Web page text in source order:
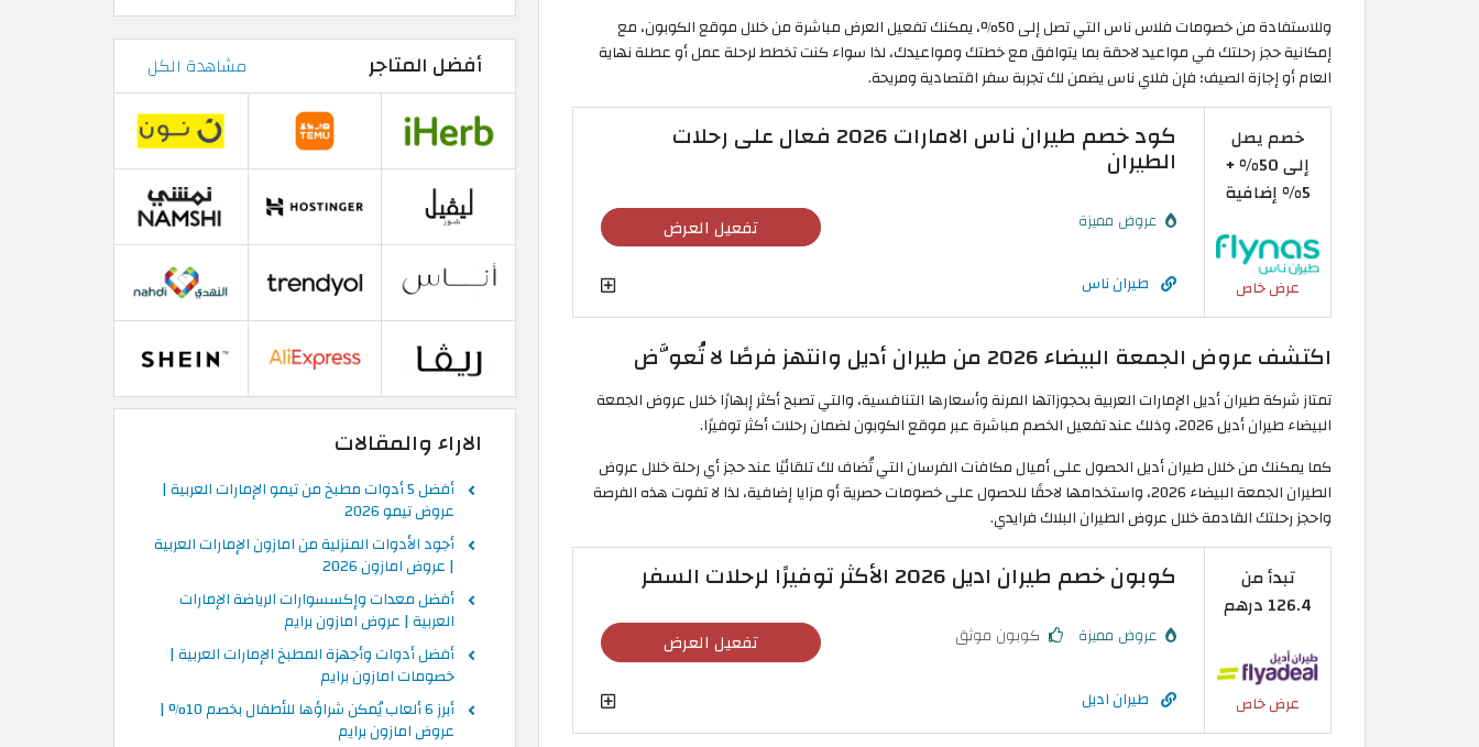
وللاستفادة من خصومات فلاس ناس التي تصل إلى 50%، يمكنك تفعيل العرض مباشرة من خلال موقع الكوبون، مع
إمكانية حجز رحلتك في مواعيد لاحقة بما يتوافق مع خطتك ومواعيدك، لذا سواء كنت تخطط لرحلة عمل أو عطلة نهاية
العام أو إجازة الصيف؛ فإن فلاي ناس يضمن لك تجربة سفر اقتصادية ومريحة.
خصم يصل
إلى 50% +
5% إضافية
عرض خاص
كود خصم طيران ناس الامارات 2026 فعال على رحلات
الطيران
عروض مميزة تفعيل العرض
طيران ناس
اكتشف عروض الجمعة البيضاء 2026 من طيران أديل وانتهز فرصًا لا تُعوَّض
تمتاز شركة طيران أديل الإمارات العربية بحجوزاتها المرنة وأسعارها التنافسية، والتي تصبح أكثر إبهارًا خلال عروض الجمعة
البيضاء طيران أديل 2026، وذلك عند تفعيل الخصم مباشرة عبر موقع الكوبون لضمان رحلات أكثر توفيرًا.
كما يمكنك من خلال طيران أديل الحصول على أميال مكافآت الفرسان التي تُضاف لك تلقائيًا عند حجز أي رحلة خلال عروض
الطيران الجمعة البيضاء 2026، واستخدامها لاحقًا للحصول على خصومات حصرية أو مزايا إضافية، لذا لا تفوت هذه الفرصة
واحجز رحلتك القادمة خلال عروض الطيران البلاك فرايدي.
تبدأ من
126.4 درهم
عرض خاص
كوبون خصم طيران اديل 2026 الأكثر توفيرًا لرحلات السفر
عروض مميزة كوبون موثق تفعيل العرض
طيران اديل
أفضل المتاجر مشاهدة الكل
الاراء والمقالات
أفضل 5 أدوات مطبخ من تيمو الإمارات العربية |
عروض تيمو 2026
أجود الأدوات المنزلية من امازون الإمارات العربية
| عروض امازون 2026
أفضل معدات وإكسسوارات الرياضة الإمارات
العربية | عروض امازون برايم
أفضل أدوات وأجهزة المطبخ الإمارات العربية |
خصومات امازون برايم
أبرز 6 ألعاب يُمكن شراؤها للأطفال بخصم 10% |
عروض امازون برايم